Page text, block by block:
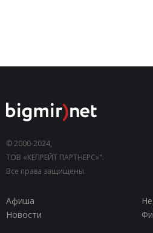
© 2000-2024,
ТОВ «КЕПРЕЙТ ПАРТНЕРС»".
Все права защищены.
Афиша
Новости